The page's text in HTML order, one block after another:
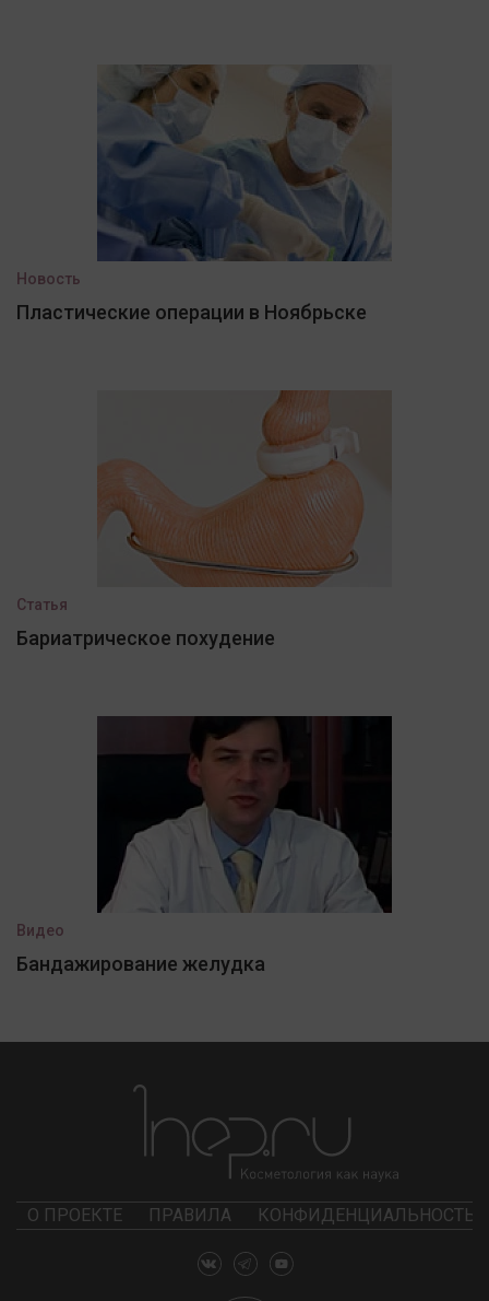
Новость
Пластические операции в Ноябрьске
Статья
Бариатрическое похудение
Видео
Бандажирование желудка
О ПРОЕКТЕ ПРАВИЛА КОНФИДЕНЦИАЛЬНОСТЬ